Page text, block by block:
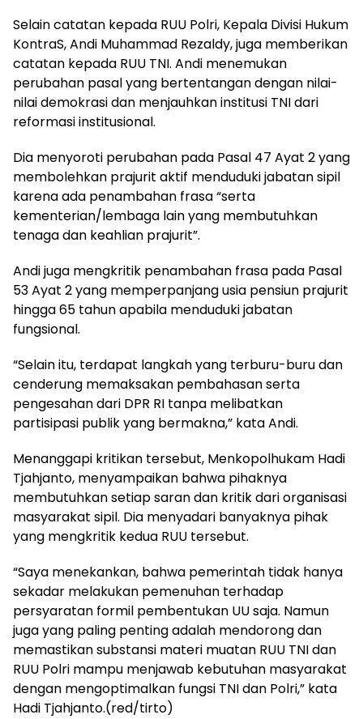
Selain catatan kepada RUU Polri, Kepala Divisi Hukum
KontraS, Andi Muhammad Rezaldy, juga memberikan
catatan kepada RUU TNI. Andi menemukan
perubahan pasal yang bertentangan dengan nilai-
nilai demokrasi dan menjauhkan institusi TNI dari
reformasi institusional.
Dia menyoroti perubahan pada Pasal 47 Ayat 2 yang
membolehkan prajurit aktif menduduki jabatan sipil
karena ada penambahan frasa “serta
kementerian/lembaga lain yang membutuhkan
tenaga dan keahlian prajurit”.
Andi juga mengkritik penambahan frasa pada Pasal
53 Ayat 2 yang memperpanjang usia pensiun prajurit
hingga 65 tahun apabila menduduki jabatan
fungsional.
“Selain itu, terdapat langkah yang terburu-buru dan
cenderung memaksakan pembahasan serta
pengesahan dari DPR RI tanpa melibatkan
partisipasi publik yang bermakna,” kata Andi.
Menanggapi kritikan tersebut, Menkopolhukam Hadi
Tjahjanto, menyampaikan bahwa pihaknya
membutuhkan setiap saran dan kritik dari organisasi
masyarakat sipil. Dia menyadari banyaknya pihak
yang mengkritik kedua RUU tersebut.
“Saya menekankan, bahwa pemerintah tidak hanya
sekadar melakukan pemenuhan terhadap
persyaratan formil pembentukan UU saja. Namun
juga yang paling penting adalah mendorong dan
memastikan substansi materi muatan RUU TNI dan
RUU Polri mampu menjawab kebutuhan masyarakat
dengan mengoptimalkan fungsi TNI dan Polri,” kata
Hadi Tjahjanto.(red/tirto)